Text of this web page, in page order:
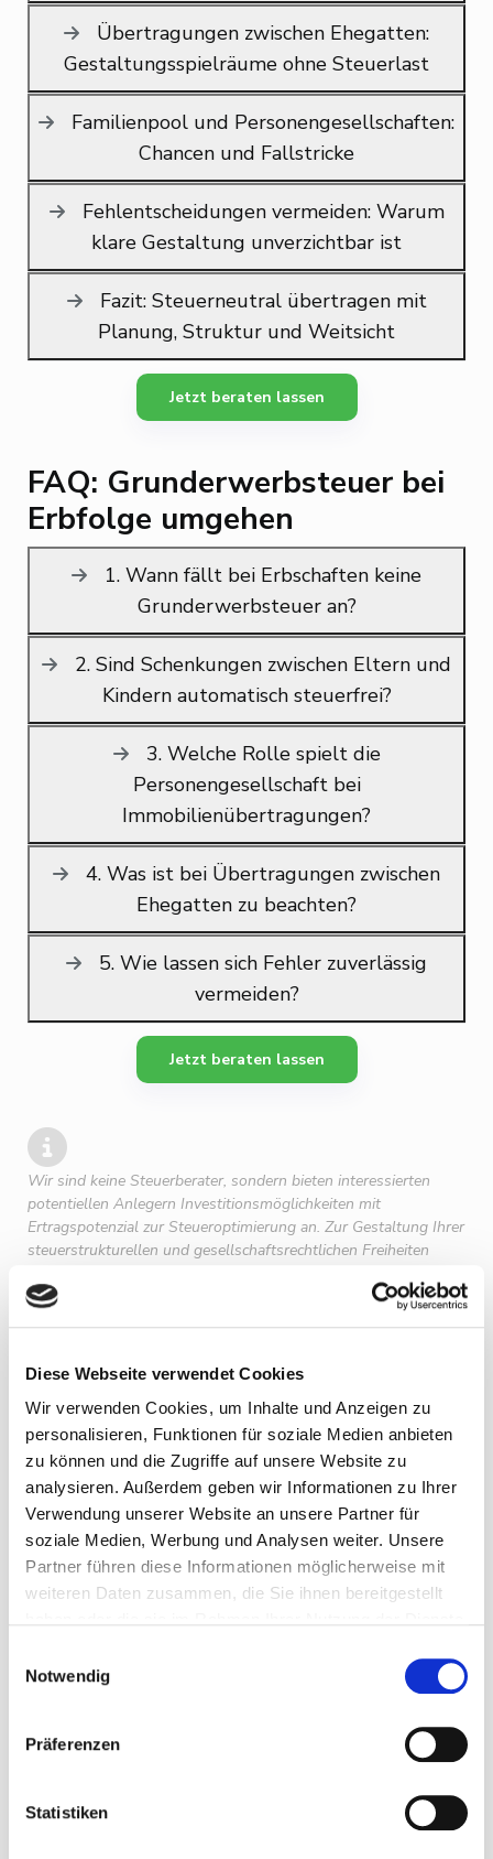
Diese Webseite verwendet Cookies
Wir verwenden Cookies, um Inhalte und Anzeigen zu
personalisieren, Funktionen für soziale Medien anbieten
zu können und die Zugriffe auf unsere Website zu
analysieren. Außerdem geben wir Informationen zu Ihrer
Verwendung unserer Website an unsere Partner für
soziale Medien, Werbung und Analysen weiter. Unsere
Partner führen diese Informationen möglicherweise mit
weiteren Daten zusammen, die Sie ihnen bereitgestellt
Notwendig
Präferenzen
Statistiken
Übertragungen zwischen Ehegatten:
Gestaltungsspielräume ohne Steuerlast
Familienpool und Personengesellschaften:
Chancen und Fallstricke
Fehlentscheidungen vermeiden: Warum
klare Gestaltung unverzichtbar ist
Fazit: Steuerneutral übertragen mit
Planung, Struktur und Weitsicht
Jetzt beraten lassen
FAQ: Grunderwerbsteuer bei
Erbfolge umgehen
1. Wann fällt bei Erbschaften keine
Grunderwerbsteuer an?
2. Sind Schenkungen zwischen Eltern und
Kindern automatisch steuerfrei?
3. Welche Rolle spielt die
Personengesellschaft bei
Immobilienübertragungen?
4. Was ist bei Übertragungen zwischen
Ehegatten zu beachten?
5. Wie lassen sich Fehler zuverlässig
vermeiden?
Jetzt beraten lassen
Wir sind keine Steuerberater, sondern bieten interessierten
potentiellen Anlegern Investitionsmöglichkeiten mit
Ertragspotenzial zur Steueroptimierung an. Zur Gestaltung Ihrer
steuerstrukturellen und gesellschaftsrechtlichen Freiheiten
einholen, welche Ihre gewünschte Steuerstrategie für Sie
Til PalkoskaAdvisort_palkoska@neo-capital.de